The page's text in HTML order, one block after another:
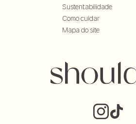
Sustentabilidade
Como cuidar
Mapa do site